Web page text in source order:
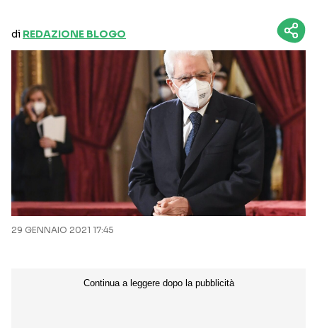
di REDAZIONE BLOGO
29 GENNAIO 2021 17:45